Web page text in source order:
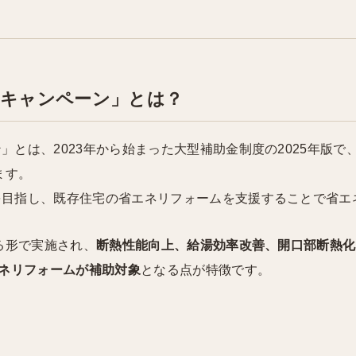
ャンペーン」とは？
とは、2023年から始まった大型補助金制度の2025年版で
。
指し、既存住宅の省エネリフォームを支援することで省
で実施され、
断熱性能向上、給湯効率改善、開口部断熱
リフォームが補助対象となる点が特徴です。